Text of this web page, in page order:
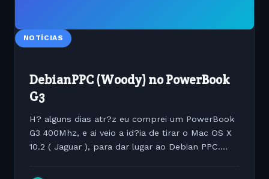
NOTÍCIAS
DebianPPC (Woody) no PowerBook
G3
H? alguns dias atr?z eu comprei um PowerBook
G3 400Mhz, e ai veio a id?ia de tirar o Mac OS X
10.2 ( Jaguar ), para dar lugar ao Debian PPC.